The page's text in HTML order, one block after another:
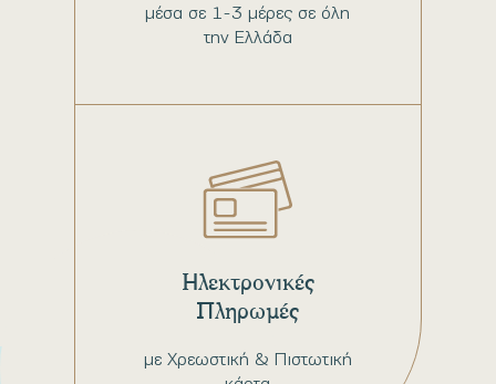
μέσα σε 1-3 μέρες σε όλη
την Ελλάδα
με Χρεωστική & Πιστωτική
Ηλεκτρονικές
Πληρωμές